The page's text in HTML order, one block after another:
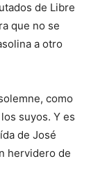
de Libre
que no se
a otro
como
suyos. Y es
de José
hervidero de